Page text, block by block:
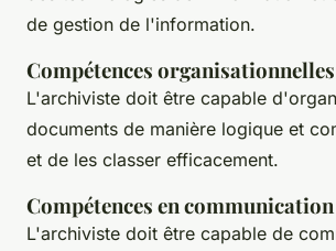
de gestion de l'information.
Compétences organisationnelles
L'archiviste doit être capable
documents de manière logique et
et de les classer efficacement.
Compétences en communication
L'archiviste doit être capable de